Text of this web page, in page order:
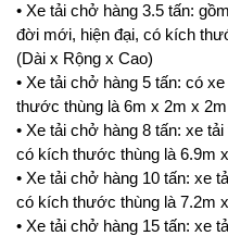
• Xe tải chở hàng 3.5 tấn:
đời mới, hiện đại, có kích
(Dài x Rộng x Cao)
• Xe tải chở hàng 5 tấn: có
thước thùng là 6m x 2m x
• Xe tải chở hàng 8 tấn: xe
có kích thước thùng là 6.9m
• Xe tải chở hàng 10 tấn: xe
có kích thước thùng là 7.2m
• Xe tải chở hàng 15 tấn: xe